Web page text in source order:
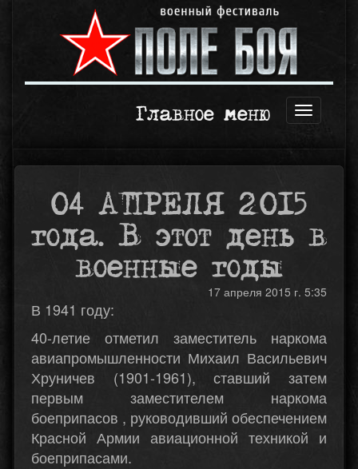
Открыть
Главное меню
04 АПРЕЛЯ 2015
года. В этот день в
военные годы
17 апреля 2015 г. 5:35
В 1941 году:
40-летие отметил заместитель наркома
авиапромышленности Михаил Васильевич
Хруничев (1901-1961), ставший затем
первым заместителем наркома
боеприпасов , руководивший обеспечением
Красной Армии авиационной техникой и
боеприпасами.